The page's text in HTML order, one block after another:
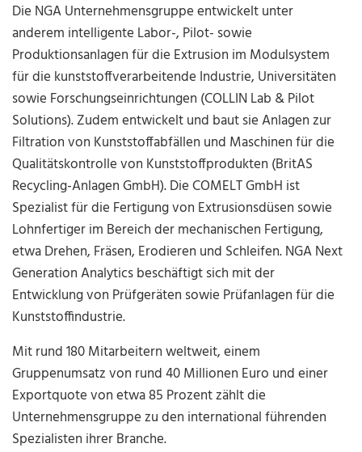
Die NGA Unternehmensgruppe entwickelt unter
anderem intelligente Labor-, Pilot- sowie
Produktionsanlagen für die Extrusion im Modulsystem
für die kunststoffverarbeitende Industrie, Universitäten
sowie Forschungseinrichtungen (COLLIN Lab & Pilot
Solutions). Zudem entwickelt und baut sie Anlagen zur
Filtration von Kunststoffabfällen und Maschinen für die
Qualitätskontrolle von Kunststoffprodukten (BritAS
Recycling-Anlagen GmbH). Die COMELT GmbH ist
Spezialist für die Fertigung von Extrusionsdüsen sowie
Lohnfertiger im Bereich der mechanischen Fertigung,
etwa Drehen, Fräsen, Erodieren und Schleifen. NGA Next
Generation Analytics beschäftigt sich mit der
Entwicklung von Prüfgeräten sowie Prüfanlagen für die
Kunststoffindustrie.
Mit rund 180 Mitarbeitern weltweit, einem
Gruppenumsatz von rund 40 Millionen Euro und einer
Exportquote von etwa 85 Prozent zählt die
Unternehmensgruppe zu den international führenden
Spezialisten ihrer Branche.